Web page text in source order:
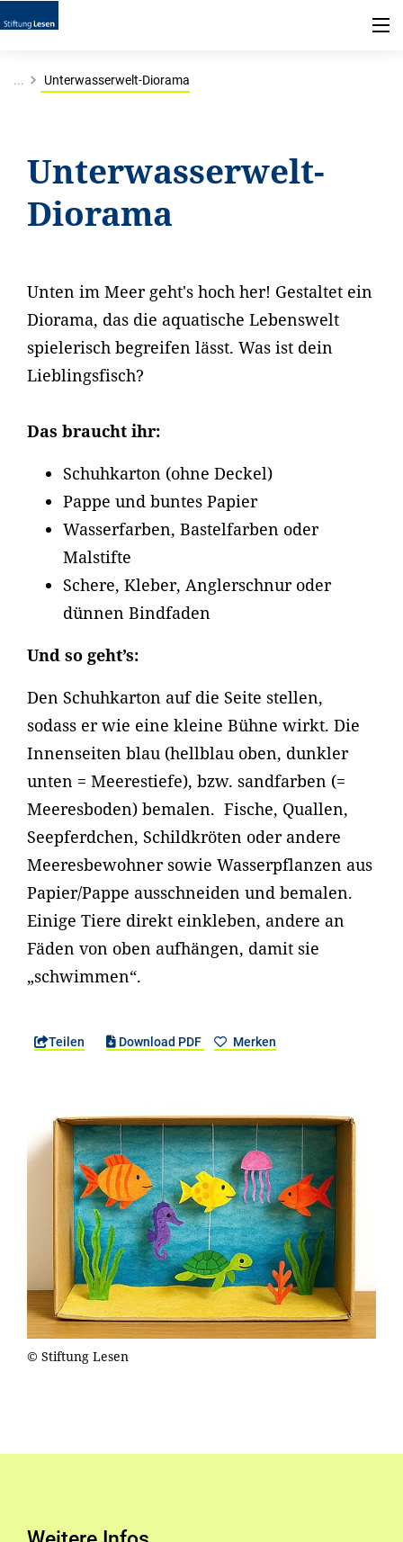
... Unterwasserwelt-Diorama
Unterwasserwelt-
Diorama
Unten im Meer geht's hoch her! Gestaltet ein
Diorama, das die aquatische Lebenswelt
spielerisch begreifen lässt. Was ist dein
Lieblingsfisch?
Das braucht ihr:
Schuhkarton (ohne Deckel)
Pappe und buntes Papier
Wasserfarben, Bastelfarben oder
Malstifte
Schere, Kleber, Anglerschnur oder
dünnen Bindfaden
Und so geht’s:
Den Schuhkarton auf die Seite stellen,
sodass er wie eine kleine Bühne wirkt. Die
Innenseiten blau (hellblau oben, dunkler
unten = Meerestiefe), bzw. sandfarben (=
Meeresboden) bemalen. Fische, Quallen,
Seepferdchen, Schildkröten oder andere
Meeresbewohner sowie Wasserpflanzen aus
Papier/Pappe ausschneiden und bemalen.
Einige Tiere direkt einkleben, andere an
Fäden von oben aufhängen, damit sie
„schwimmen“.
Teilen Download PDF Merken
© Stiftung Lesen